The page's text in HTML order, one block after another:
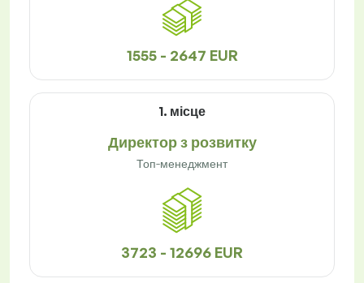
1555 - 2647 EUR
1. місце
Директор з розвитку
Топ-менеджмент
3723 - 12696 EUR